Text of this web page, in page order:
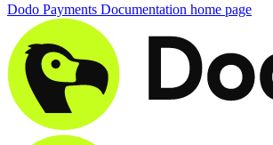
Dodo Payments Documentation home page